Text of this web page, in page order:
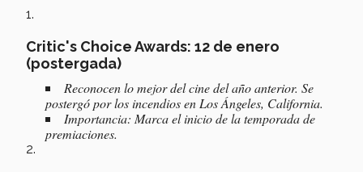
Critic's Choice Awards: 12 de enero
(postergada)
Reconocen lo mejor del cine del año anterior. Se
postergó por los incendios en Los Ángeles, California.
Importancia: Marca el inicio de la temporada de
premiaciones.